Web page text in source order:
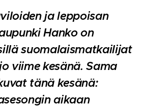
ja leppoisan
Hanko on
suomalaismatkailijat
viime kesänä. Sama
tänä kesänä:
aikaan